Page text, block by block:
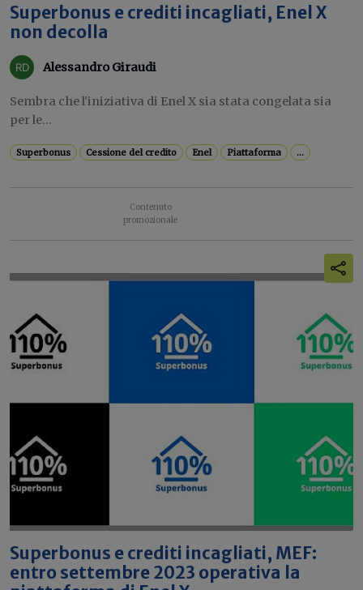
Superbonus e crediti incagliati, Enel X
non decolla
Alessandro Giraudi
Sembra che l'iniziativa di Enel X sia stata congelata sia
per le...
Superbonus Cessione del credito Enel Piattaforma ...
Superbonus e crediti incagliati, MEF:
entro settembre 2023 operativa la